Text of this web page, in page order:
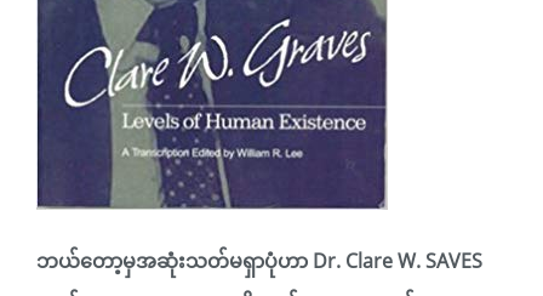
ဘယ်တော့မှအဆုံးသတ်မရှာပုံဟာ Dr. Clare W. SAVES